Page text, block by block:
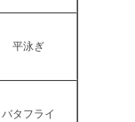
平泳ぎ
バタフライ